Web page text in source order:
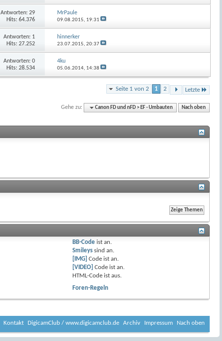
Antworten: 29
Hits: 64.376
MrPaule
09.08.2015, 19:31
Antworten: 1
Hits: 27.252
hinnerker
23.07.2015,20:37
Antworten: 0
Hits: 28.534
4ku
05.06.2014, 14:38
Seite 1 von 2 1 2 Letzte
Gehe zu: Canon FD und nFD > EF - Umbauten Nach oben
BB-Codeist an.
Smileyssind an.
[IMG] Code ist an.
[VIDEO] Code ist an.
HTML-Code ist aus.
Foren-Regeln
Kontakt DigicamClub / www.digicamclub.de Archiv Impressum Nach oben